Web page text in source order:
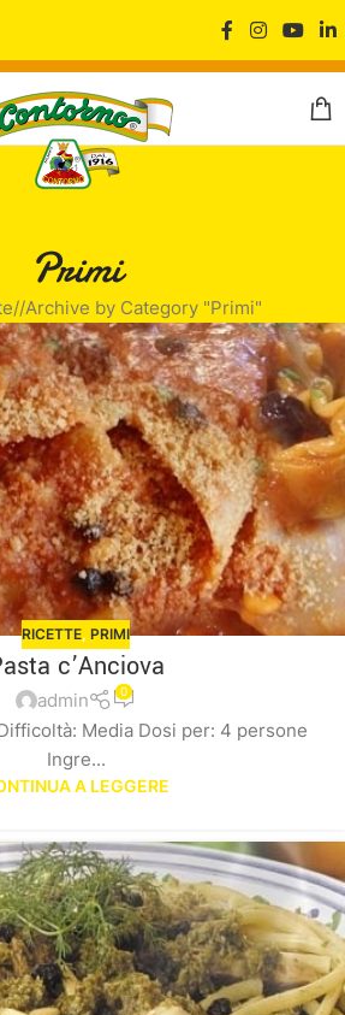
Primi
/ Archive by Category "Primi"
RICETTE, PRIMI
c’Anciova
admin 0
Media Dosi per: 4 persone
Ingre...
A LEGGERE